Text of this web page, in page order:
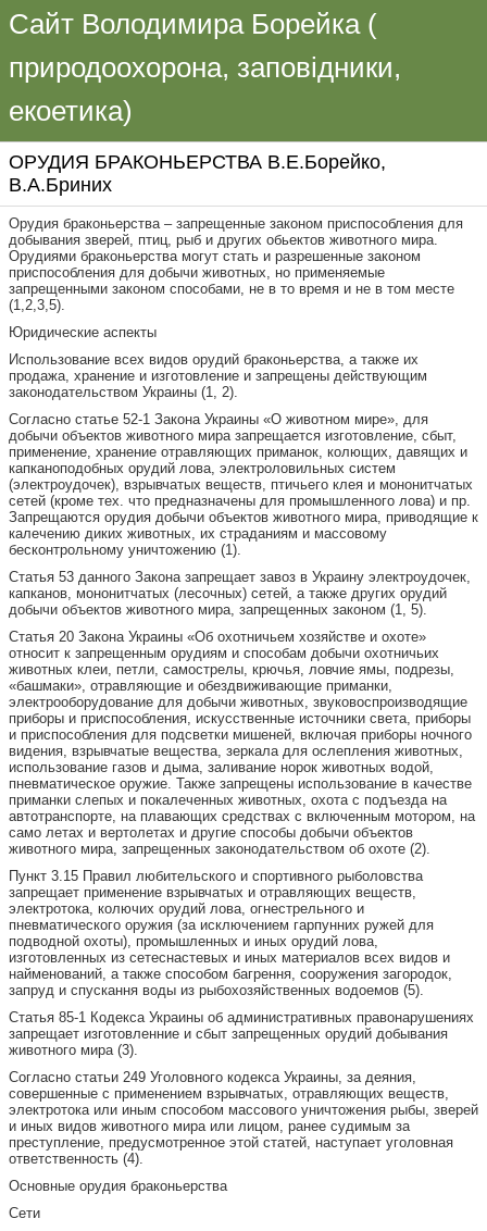
Сайт Володимира Борейка (
природоохорона, заповідники,
екоетика)
ОРУДИЯ БРАКОНЬЕРСТВА В.Е.Борейко,
В.А.Бриних
Орудия браконьерства – запрещенные законом приспособления для
добывания зверей, птиц, рыб и других обьектов животного мира.
Орудиями браконьерства могут стать и разрешенные законом
приспособления для добычи животных, но применяемые
запрещенными законом способами, не в то время и не в том месте
(1,2,3,5).
Юридические аспекты
Использование всех видов орудий браконьерства, а также их
продажа, хранение и изготовление и запрещены действующим
законодательством Украины (1, 2).
Согласно статье 52-1 Закона Украины «О животном мире», для
добычи объектов животного мира запрещается изготовление, сбыт,
применение, хранение отравляющих приманок, колющих, давящих и
капканоподобных орудий лова, электроловильных систем
(электроудочек), взрывчатых веществ, птичьего клея и мононитчатых
сетей (кроме тех. что предназначены для промышленного лова) и пр.
Запрещаются орудия добычи объектов животного мира, приводящие к
калечению диких животных, их страданиям и массовому
бесконтрольному уничтожению (1).
Статья 53 данного Закона запрещает завоз в Украину электроудочек,
капканов, мононитчатых (лесочных) сетей, а также других орудий
добычи объектов животного мира, запрещенных законом (1, 5).
Статья 20 Закона Украины «Об охотничьем хозяйстве и охоте»
относит к запрещенным орудиям и способам добычи охотничьих
животных клеи, петли, самострелы, крючья, ловчие ямы, подрезы,
«башмаки», отравляющие и обездвиживающие приманки,
электрооборудование для добычи животных, звуковоспроизводящие
приборы и приспособления, искусственные источники света, приборы
и приспособления для подсветки мишеней, включая приборы ночного
видения, взрывчатые вещества, зеркала для ослепления животных,
использование газов и дыма, заливание норок животных водой,
пневматическое оружие. Также запрещены использование в качестве
приманки слепых и покалеченных животных, охота с подъезда на
автотранспорте, на плавающих средствах с включенным мотором, на
само летах и вертолетах и другие способы добычи объектов
животного мира, запрещенных законодательством об охоте (2).
Пункт 3.15 Правил любительского и спортивного рыболовства
запрещает применение взрывчатых и отравляющих веществ,
электротока, колючих орудий лова, огнестрельного и
пневматического оружия (за исключением гарпунних ружей для
подводной охоты), промышленных и иных орудий лова,
изготовленных из сетеснастевых и иных материалов всех видов и
найменований, а также способом багрення, сооружения загородок,
запруд и спускання воды из рыбохозяйственных водоемов (5).
Статья 85-1 Кодекса Украины об административных правонарушениях
запрещает изготовленние и сбыт запрещенных орудий добывания
животного мира (3).
Согласно статьи 249 Уголовного кодекса Украины, за деяния,
совершенные с применением взрывчатых, отравляющих веществ,
электротока или иным способом массового уничтожения рыбы, зверей
и иных видов животного мира или лицом, ранее судимым за
преступление, предусмотренное этой статей, наступает уголовная
ответственность (4).
Основные орудия браконьерства
Сети